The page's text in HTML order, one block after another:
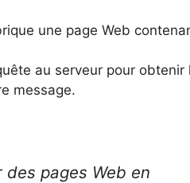
une page Web
au serveur pour obtenir
message.
pages Web en